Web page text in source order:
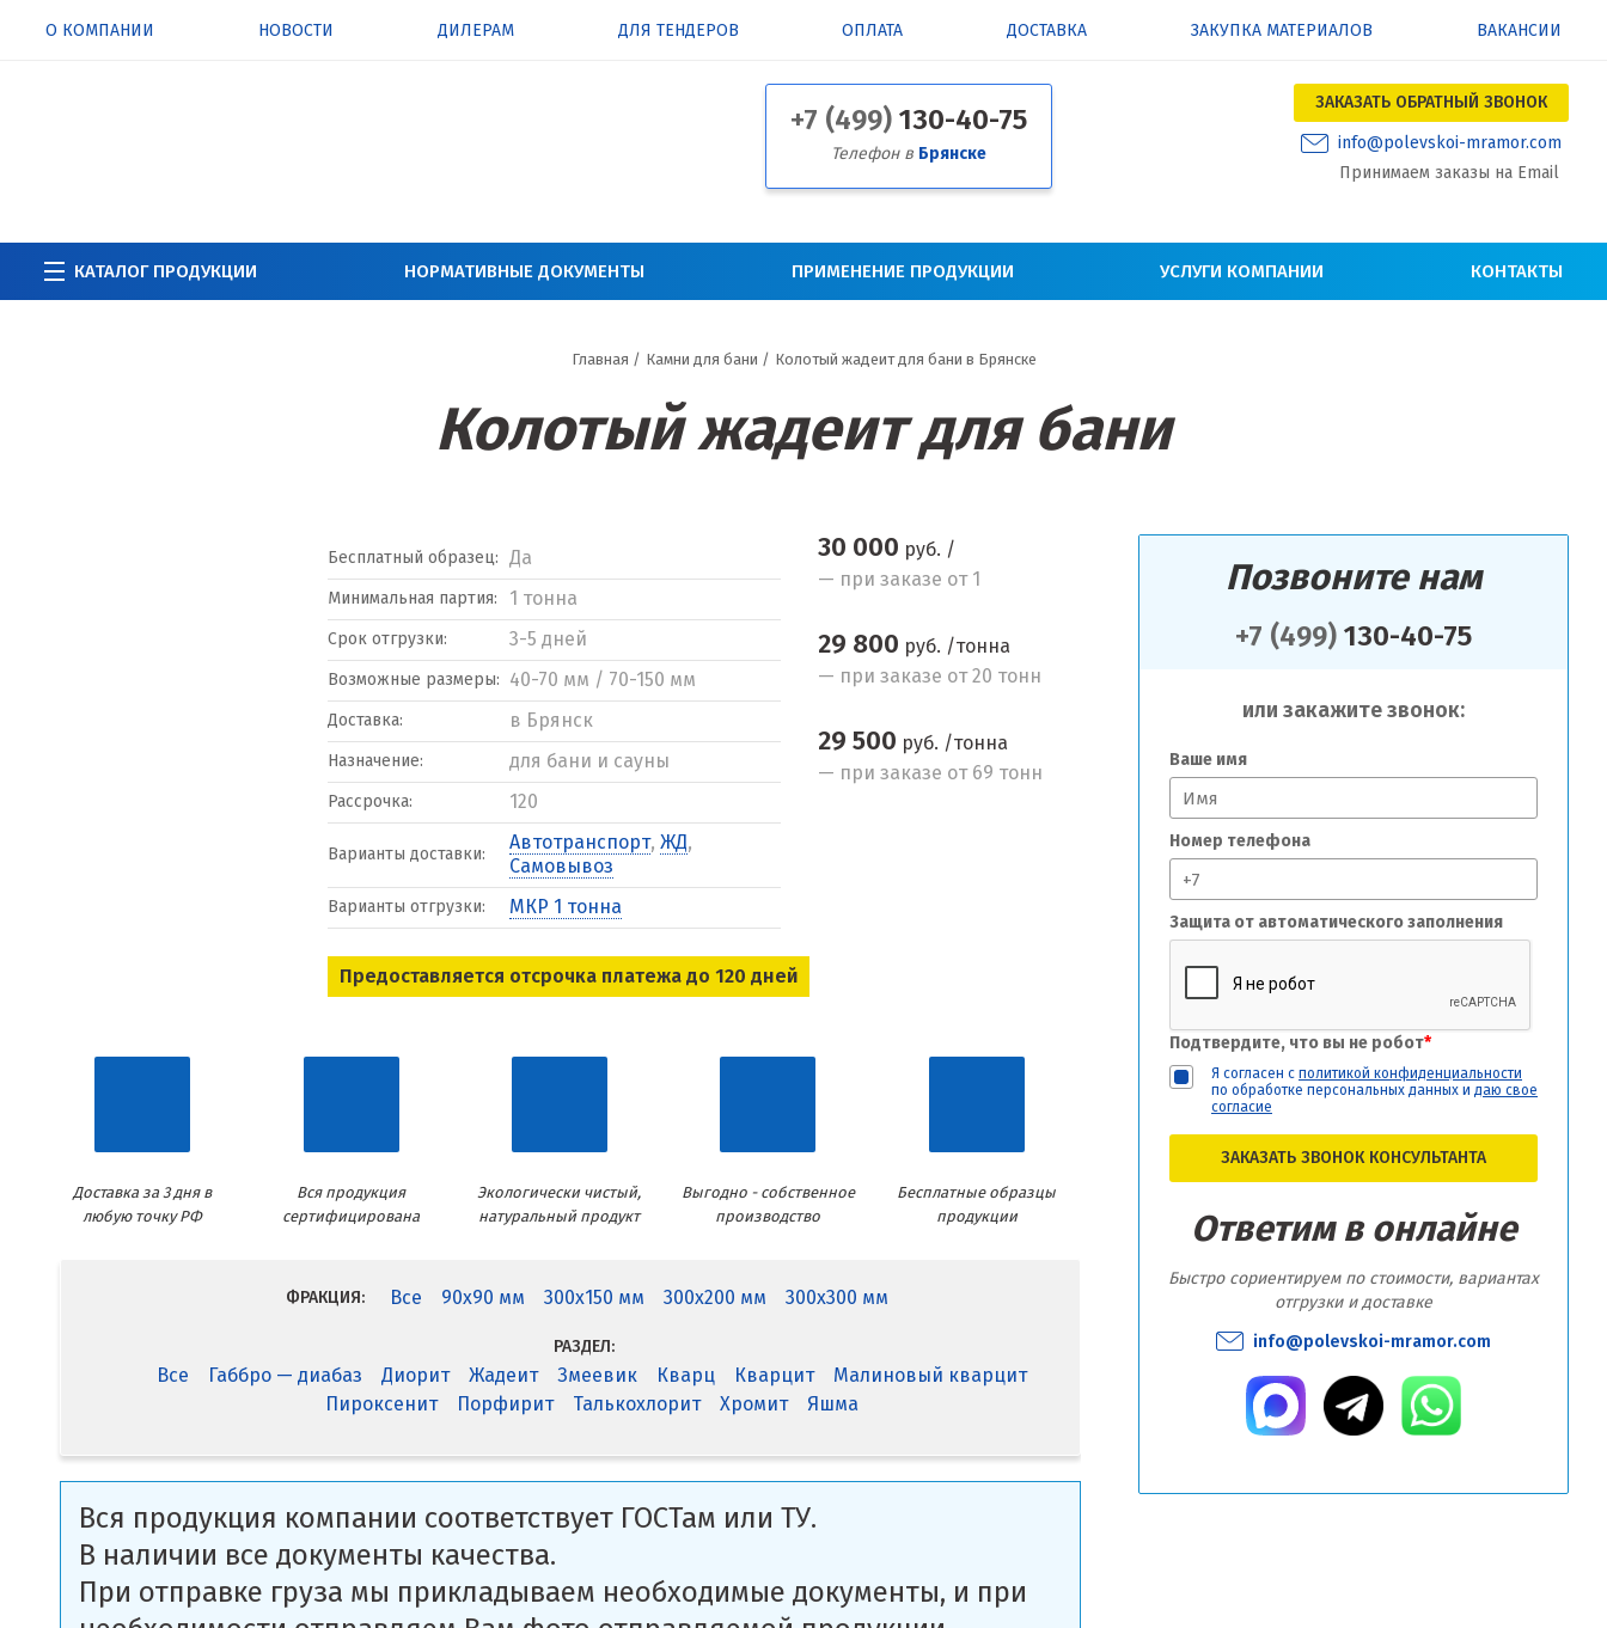
О КОМПАНИИ НОВОСТИ ДИЛЕРАМ ДЛЯ ТЕНДЕРОВ ОПЛАТА ДОСТАВКА ЗАКУПКА МАТЕРИАЛОВ ВАКАНСИИ
+7 (499) 130-40-75
Телефон в Брянске
ЗАКАЗАТЬ ОБРАТНЫЙ ЗВОНОК
info@polevskoi-mramor.com
Принимаем заказы на Email
КАТАЛОГ ПРОДУКЦИИ НОРМАТИВНЫЕ ДОКУМЕНТЫ ПРИМЕНЕНИЕ ПРОДУКЦИИ УСЛУГИ КОМПАНИИ КОНТАКТЫ
Главная / Камни для бани / Колотый жадеит для бани в Брянске
Колотый жадеит для бани
Позвоните нам
+7 (499) 130-40-75
или закажите звонок:
Ваше имя
Номер телефона
Защита от автоматического заполнения
Подтвердите, что вы не робот*
Я согласен с политикой конфиденциальности
по обработке персональных данных и даю свое
согласие
ЗАКАЗАТЬ ЗВОНОК КОНСУЛЬТАНТА
Ответим в онлайне
Быстро сориентируем по стоимости, вариантах
отгрузки и доставке
info@polevskoi-mramor.com
Бесплатный образец: Да
Минимальная партия: 1 тонна
Срок отгрузки: 3-5 дней
Возможные размеры: 40-70 мм / 70-150 мм
Доставка: в Брянск
Назначение: для бани и сауны
Рассрочка: 120
Варианты доставки:
Автотранспорт, ЖД,
Самовывоз
Варианты отгрузки: МКР 1 тонна
Предоставляется отсрочка платежа до 120 дней
30 000 руб. /
— при заказе от 1
29 800 руб. /тонна
— при заказе от 20 тонн
29 500 руб. /тонна
— при заказе от 69 тонн
Доставка за 3 дня в
любую точку РФ
Вся продукция
сертифицирована
Экологически чистый,
натуральный продукт
Выгодно - собственное
производство
Бесплатные образцы
продукции
ФРАКЦИЯ: Все 90x90 мм 300x150 мм 300x200 мм 300x300 мм
РАЗДЕЛ:
Все Габбро — диабаз Диорит Жадеит Змеевик Кварц Кварцит
Малиновый кварцит
Пироксенит
Порфирит Талькохлорит Хромит Яшма
Вся продукция компании соответствует ГОСТам или ТУ.
В наличии все документы качества.
При отправке груза мы прикладываем необходимые документы, и при